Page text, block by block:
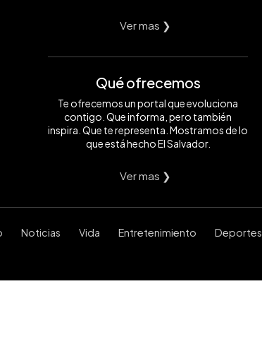
Ver mas ❯
Qué ofrecemos
Te ofrecemos un portal que evoluciona
contigo. Que informa, pero también
inspira. Que te representa. Mostramos de lo
que está hecho El Salvador.
Ver mas ❯
Noticias Vida Entretenimiento Deportes